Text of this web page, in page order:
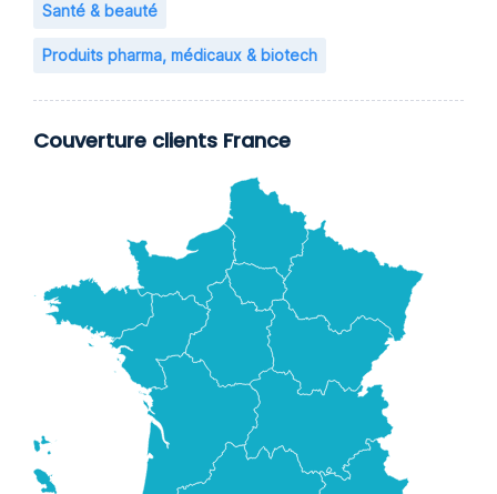
Santé & beauté
Produits pharma, médicaux & biotech
Couverture clients France